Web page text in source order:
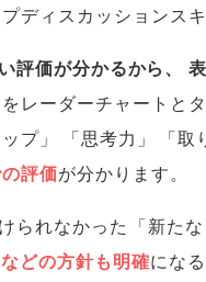
ディスカッションス
評価が分かるから、
レーダーチャートと
プ 」 「思考力 」 「取
評価が分かります。
られなかった 「新た
などの方針も明確にな